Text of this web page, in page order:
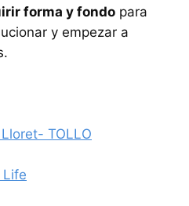
forma y fondo para
y empezar a
TOLLO
Life